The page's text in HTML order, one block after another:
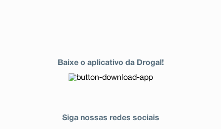
Baixe o aplicativo da Drogal!
Siga nossas redes sociais